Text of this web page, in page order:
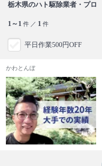
栃木県のハト駆除業者・プロ
1～1 件 ／ 1 件
平日作業500円OFF
かわとんぼ